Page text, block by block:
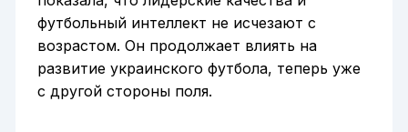
футбольный интеллект не исчезают с
возрастом. Он продолжает влиять на
развитие украинского футбола, теперь уже
с другой стороны поля.